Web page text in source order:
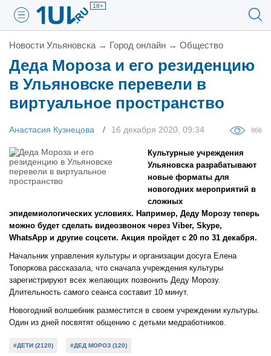
18+
Новости Ульяновска → Город онлайн → Общество
Деда Мороза и его резиденцию
в Ульяновске перевели в
виртуальное пространство
Анастасия Кузнецова 16 декабря 2020, 09:34 866
Культурные учреждения
Ульяновска разрабатывают
новые форматы для
новогодних мероприятий в
сложных
эпидемиологических условиях. Например, Деду Морозу теперь
можно будет сделать видеозвонок через Viber, Skype,
WhatsApp и другие соцсети. Акция пройдет с 20 по 31 декабря.
Начальник управления культуры и организации досуга Елена
Топоркова рассказала, что сначала учреждения культуры
зарегистрируют всех желающих позвонить Деду Морозу.
Длительность самого сеанса составит 10 минут.
Новогодний волшебник разместится в своем учреждении культуры.
Один из дней посвятят общению с детьми медработников.
#ДЕТИ (2120) #ДЕД МОРОЗ (120)